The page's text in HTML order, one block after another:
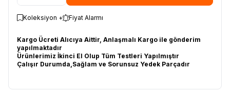
Koleksiyon + Fiyat Alarmı
Kargo Ücreti Alıcıya Aittir, Anlaşmalı Kargo ile gönderim
yapılmaktadır
Ürünlerimiz İkinci El Olup Tüm Testleri Yapılmıştır
Çalışır Durumda,Sağlam ve Sorunsuz Yedek Parçadır